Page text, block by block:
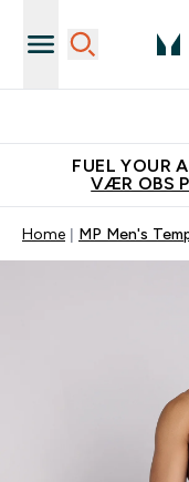
FUEL YOUR
VÆR OBS
Home MP Men's